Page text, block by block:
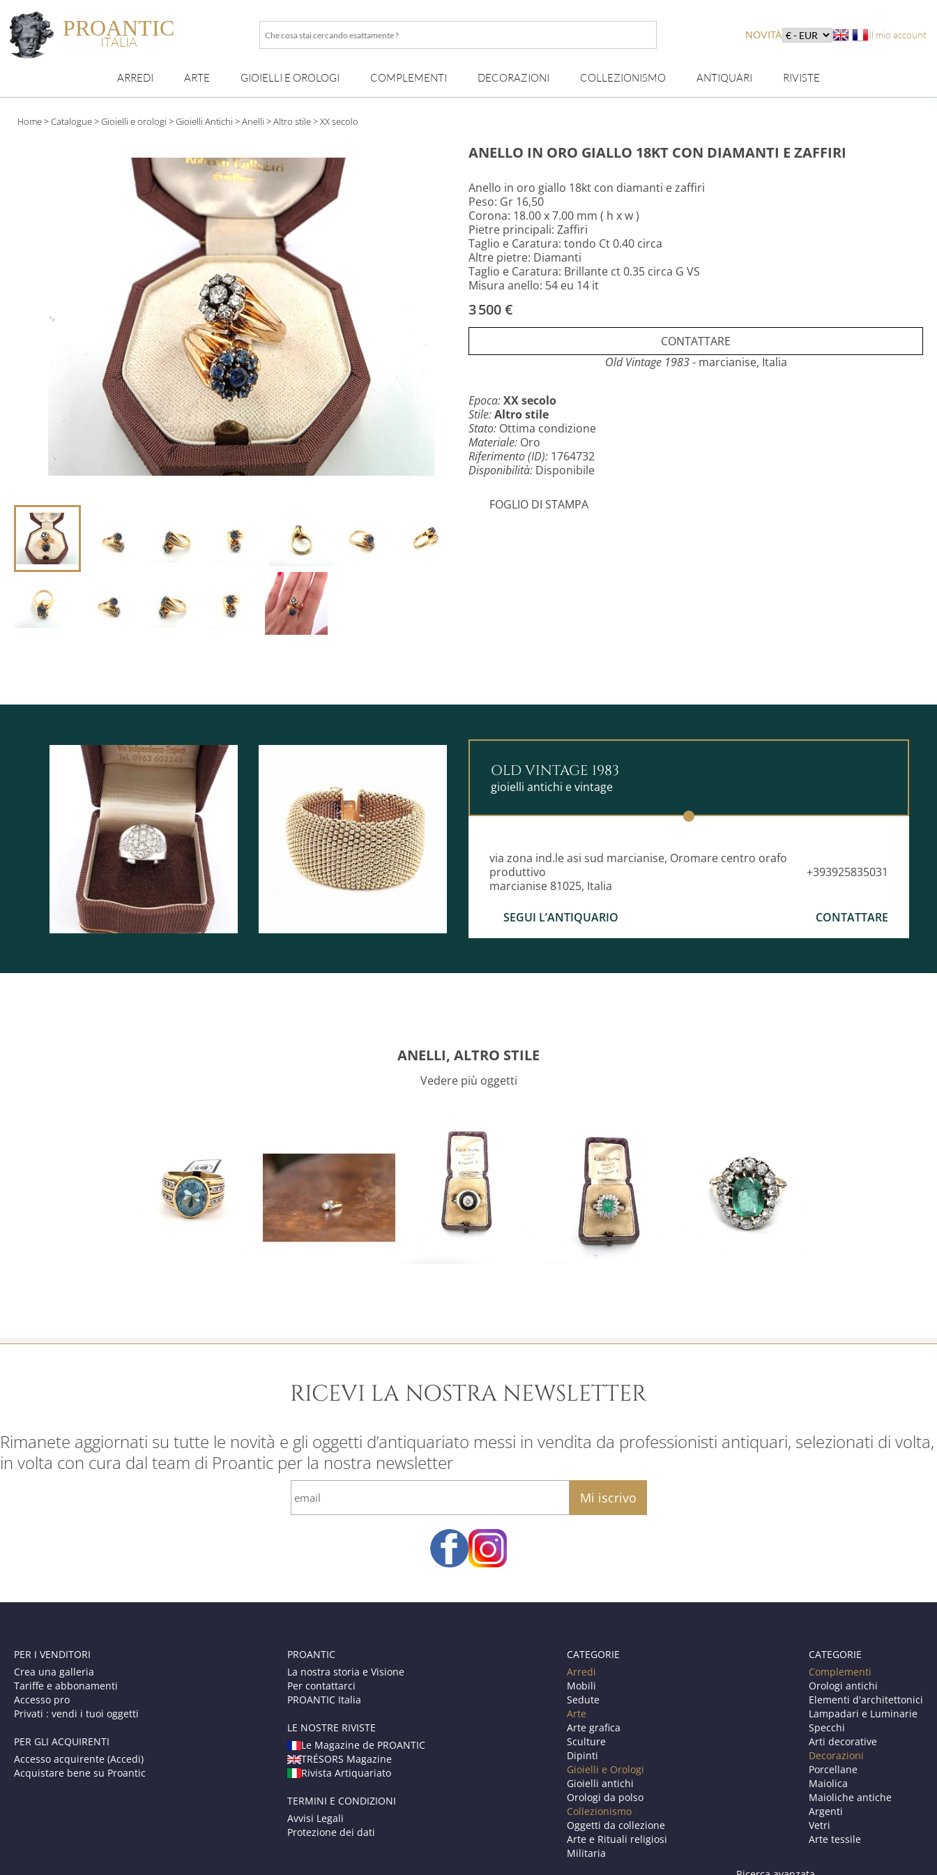
PROANTIC
ITALIA
Che
cercando
esattamente
NOVITÀ Il mio account
ARREDI ARTE GIOIELLI E OROLOGI COMPLEMENTI DECORAZIONI COLLEZIONISMO ANTIQUARI RIVISTE
Home>Catalogue>Gioielli e orologi >Gioielli Antichi >Anelli >Altro stile> XX secolo
ANELLO IN ORO GIALLO 18KT CON DIAMANTI E ZAFFIRI
Anello in oro giallo 18kt con diamanti e zaffiri
Peso: Gr 16,50
Corona: 18.00 x 7.00 mm ( h x w )
Pietre principali: Zaffiri
Taglio e Caratura: tondo Ct 0.40 circa
Altre pietre: Diamanti
Taglio e Caratura: Brillante ct 0.35 circa G VS
Misura anello: 54 eu 14 it
3 500 €
CONTATTARE
Old Vintage 1983- marcianise, Italia
Epoca:XX secolo
Stile:Altro stile
Stato: Ottima condizione
Materiale: Oro
Riferimento (ID): 1764732
Disponibilità: Disponibile
FOGLIO DI STAMPA
OLD VINTAGE 1983
gioielli antichi e vintage
via zona ind.le asi sud marcianise, Oromare centro orafo
produttivo
marcianise 81025, Italia
+393925835031
SEGUI L’ANTIQUARIO CONTATTARE
ANELLI, ALTRO STILE
Vedere più oggetti
RICEVI LA NOSTRA NEWSLETTER
Rimanete aggiornati su tutte le novità e gli oggetti d’antiquariato messi in vendita da professionisti antiquari, selezionati di volta,
in volta con cura dal team di Proantic per la nostra newsletter
PER I VENDITORI
Crea una galleria
Tariffe e abbonamenti
Accesso pro
Privati : vendi i tuoi oggetti
PER GLI ACQUIRENTI
Accesso acquirente (Accedi)
Acquistare bene su Proantic
PROANTIC
La nostra storia e Visione
Per contattarci
PROANTIC Italia
LE NOSTRE RIVISTE
Le Magazine de PROANTIC
TRÉSORS Magazine
Rivista Artiquariato
TERMINI E CONDIZIONI
Avvisi Legali
Protezione dei dati
CATEGORIE
Arredi
Mobili
Sedute
Arte
Arte grafica
Sculture
Dipinti
Gioielli e Orologi
Gioielli antichi
Orologi da polso
Collezionismo
Oggetti da collezione
Arte e Rituali religiosi
Militaria
CATEGORIE
Complementi
Orologi antichi
Elementi d'architettonici
Lampadari e Luminarie
Specchi
Arti decorative
Decorazioni
Porcellane
Maiolica
Maioliche antiche
Argenti
Vetri
Arte tessile